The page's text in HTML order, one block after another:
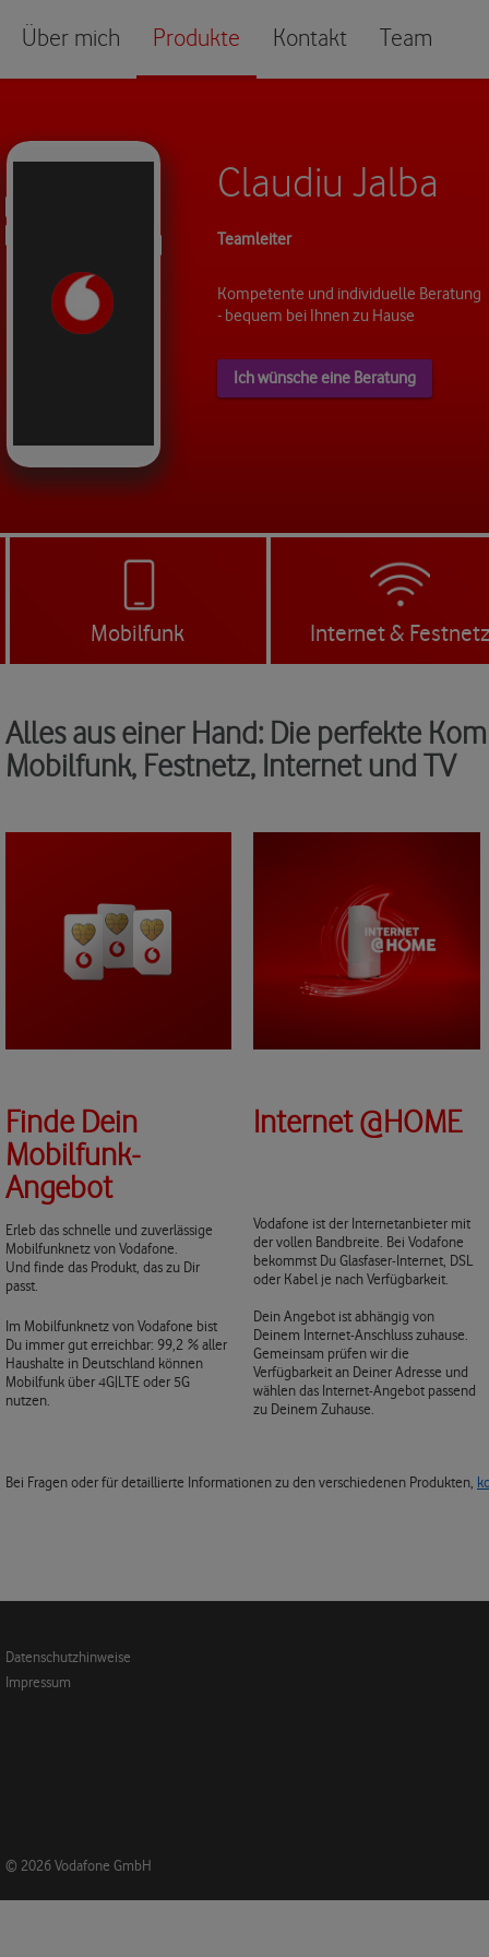
Über mich Produkte Kontakt Team
Claudiu Jalba
Teamleiter
Kompetente und individuelle Beratung
- bequem bei Ihnen zu Hause
Ich wünsche eine Beratung
Mobilfunk Internet &
Alles aus einer Hand: Die perfekte
Mobilfunk, Festnetz, Internet und TV
Finde Dein
Mobilfunk-
Angebot
Erleb das schnelle und zuverlässige
Mobilfunknetz von Vodafone.
Und finde das Produkt, das zu Dir
passt.
Im Mobilfunknetz von Vodafone bist
Du immer gut erreichbar: 99,2 % aller
Haushalte in Deutschland können
Mobilfunk über 4G|LTE oder 5G
nutzen.
Internet @HOME
Vodafone ist der Internetanbieter mit
der vollen Bandbreite. Bei Vodafone
bekommst Du Glasfaser-Internet, DSL
oder Kabel je nach Verfügbarkeit.
Dein Angebot ist abhängig von
Deinem Internet-Anschluss zuhause.
Gemeinsam prüfen wir die
Verfügbarkeit an Deiner Adresse und
wählen das Internet-Angebot passend
zu Deinem Zuhause.
Bei Fragen oder für detaillierte Informationen zu den verschiedenen Produkten,
Datenschutzhinweise
Impressum
© 2026 Vodafone GmbH